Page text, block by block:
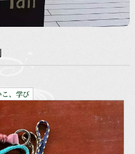
、学び